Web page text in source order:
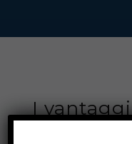
I vantaggi